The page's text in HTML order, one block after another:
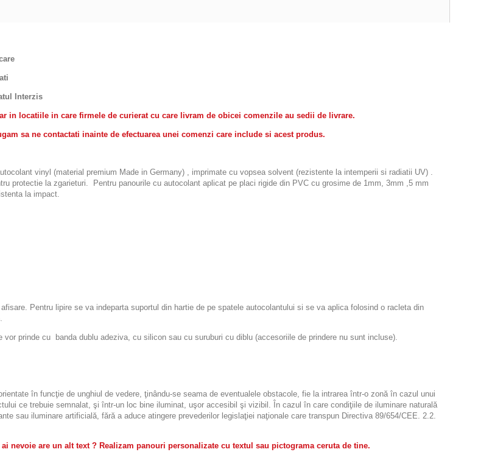
Interzis
in locatiile in care firmele de curierat cu care livram de obicei comenzile au sedii de livrare.
sa ne contactati inainte de efectuarea unei comenzi care include si acest produs.
vinyl (material premium Made in Germany) , imprimate cu vopsea solvent (rezistente la intemperii si radiatii UV) .
protectie la zgarieturi. Pentru panourile cu autocolant aplicat pe placi rigide din PVC cu grosime de 1mm, 3mm ,5 mm
la impact.
Pentru lipire se va indeparta suportul din hartie de pe spatele autocolantului si se va aplica folosind o racleta din
prinde cu banda dublu adeziva, cu silicon sau cu suruburi cu diblu (accesoriile de prindere nu sunt incluse).
în funcţie de unghiul de vedere, ţinându-se seama de eventualele obstacole, fie la intrarea într-o zonă în cazul unui
ce trebuie semnalat, şi într-un loc bine iluminat, uşor accesibil şi vizibil. În cazul în care condiţiile de iluminare naturală
sau iluminare artificială, fără a aduce atingere prevederilor legislaţiei naţionale care transpun Directiva 89/654/CEE. 2.2.
nevoie are un alt text ? Realizam panouri personalizate cu textul sau pictograma ceruta de tine.